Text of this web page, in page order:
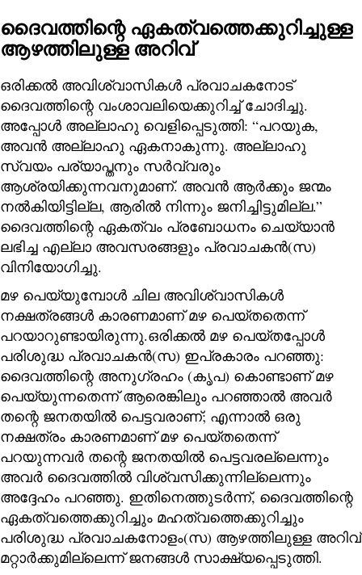
ദൈവത്തിന്റെ ഏകത്വത്തെക്കുറിച്ചുള്ള
ആഴത്തിലുള്ള അറിവ്
ഒരിക്കൽ അവിശ്വാസികൾ പ്രവാചകനോട്
ദൈവത്തിന്റെ വംശാവലിയെക്കുറിച്ച് ചോദിച്ചു.
അപ്പോൾ അല്ലാഹു വെളിപ്പെടുത്തി: “പറയുക,
അവൻ അല്ലാഹു ഏകനാകുന്നു. അല്ലാഹു
സ്വയം പര്യാപ്തനും സർവ്വരും
ആശ്രയിക്കുന്നവനുമാണ്. അവൻ ആർക്കും ജന്മം
നൽകിയിട്ടില്ല, ആരിൽ നിന്നും ജനിച്ചിട്ടുമില്ല.”
ദൈവത്തിന്റെ ഏകത്വം പ്രബോധനം ചെയ്യാൻ
ലഭിച്ച എല്ലാ അവസരങ്ങളും പ്രവാചകൻ(സ)
വിനിയോഗിച്ചു.
മഴ പെയ്യുമ്പോൾ ചില അവിശ്വാസികൾ
നക്ഷത്രങ്ങൾ കാരണമാണ് മഴ പെയ്തതെന്ന്
പറയാറുണ്ടായിരുന്നു.ഒരിക്കൽ മഴ പെയ്തപ്പോൾ
പരിശുദ്ധ പ്രവാചകൻ(സ) ഇപ്രകാരം പറഞ്ഞു:
ദൈവത്തിന്റെ അനുഗ്രഹം (കൃപ) കൊണ്ടാണ് മഴ
പെയ്യുന്നതെന്ന് ആരെങ്കിലും പറഞ്ഞാൽ അവർ
തന്റെ ജനതയിൽ പെട്ടവരാണ്; എന്നാൽ ഒരു
നക്ഷത്രം കാരണമാണ് മഴ പെയ്തതെന്ന്
പറയുന്നവർ തന്റെ ജനതയിൽ പെട്ടവരല്ലെന്നും
അവർ ദൈവത്തിൽ വിശ്വസിക്കുന്നില്ലെന്നും
അദ്ദേഹം പറഞ്ഞു. ഇതിനെത്തുടർന്ന്, ദൈവത്തിന്റെ
ഏകത്വത്തെക്കുറിച്ചും മഹത്വത്തെക്കുറിച്ചും
പരിശുദ്ധ പ്രവാചകനോളം(സ) ആഴത്തിലുള്ള അറിവ്
മറ്റാർക്കുമില്ലെന്ന് ജനങ്ങൾ സാക്ഷ്യപ്പെടുത്തി.